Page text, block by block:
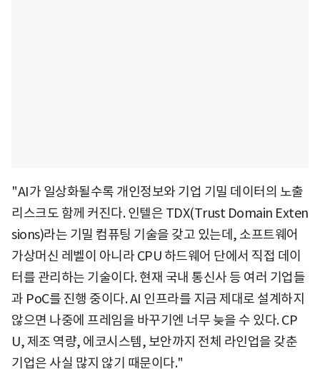
"AI가 일상화될수록 개인정보와 기업 기밀 데이터의 노출
리스크도 함께 커진다. 인텔은 TDX(Trust Domain Exten
sions)라는 기밀 컴퓨팅 기술을 갖고 있는데, 소프트웨어
가상머신 레벨이 아니라 CPU 하드웨어 단에서 직접 데이
터를 관리하는 기술이다. 현재 국내 통신사 등 여러 기업들
과 PoC를 진행 중이다. AI 인프라를 지금 제대로 설계하지
않으면 나중에 프레임을 바꾸기엔 너무 늦을 수 있다. CP
U, 제조 역량, 에코시스템, 보안까지 전체 라인업을 갖춘
기업은 사실 많지 않기 때문이다."